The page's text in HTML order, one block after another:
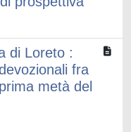
di Loreto :
fra
metà del